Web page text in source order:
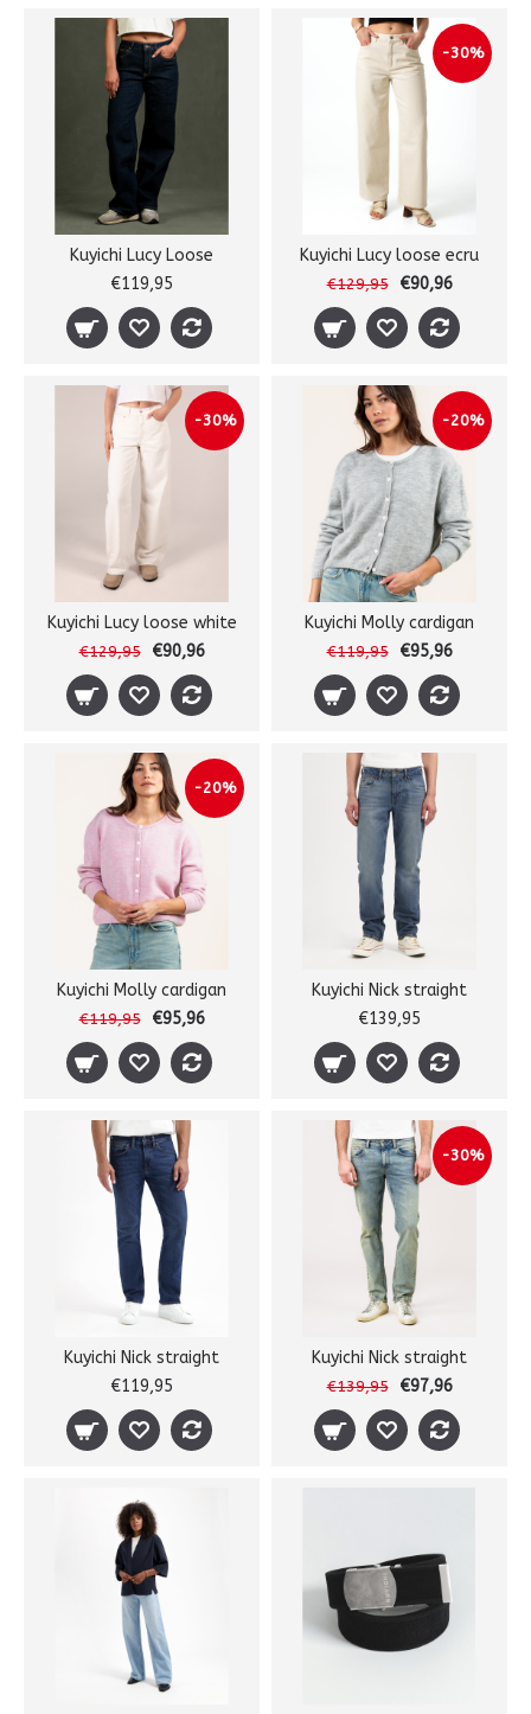
Kuyichi Lucy Loose
€119,95
-30%
Kuyichi Lucy loose ecru
€129,95 €90,96
-30%
Kuyichi Lucy loose white
€129,95 €90,96
-20%
Kuyichi Molly cardigan
€119,95 €95,96
-20%
Kuyichi Molly cardigan
€119,95 €95,96
Kuyichi Nick straight
€139,95
Kuyichi Nick straight
€119,95
-30%
Kuyichi Nick straight
€139,95 €97,96